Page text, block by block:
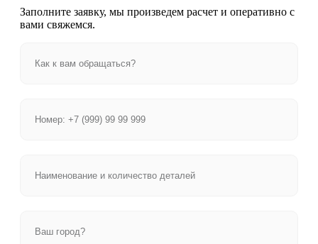
Заполните заявку, мы произведем расчет и оперативно с
вами свяжемся.